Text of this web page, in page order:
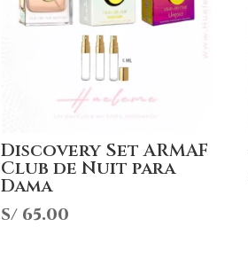
Discovery Set ARMAF
Club de Nuit para
Dama
S/ 65.00